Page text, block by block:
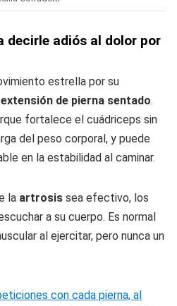
decirle adiós al dolor por
estrella por su
extensión de pierna sentado.
fortalece el cuádriceps sin
del peso corporal, y puede
en la estabilidad al caminar.
la artrosis sea efectivo, los
a su cuerpo. Es normal
al ejercitar, pero nunca un
con cada pierna, al